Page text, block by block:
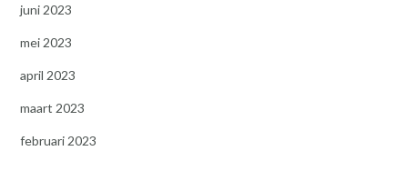
juni 2023
mei 2023
april 2023
maart 2023
februari 2023